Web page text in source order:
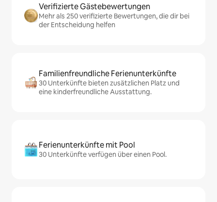
Verifizierte Gästebewertungen
Mehr als 250 verifizierte Bewertungen, die dir bei
der Entscheidung helfen
Familienfreundliche Ferienunterkünfte
30 Unterkünfte bieten zusätzlichen Platz und
eine kinderfreundliche Ausstattung.
Ferienunterkünfte mit Pool
30 Unterkünfte verfügen über einen Pool.